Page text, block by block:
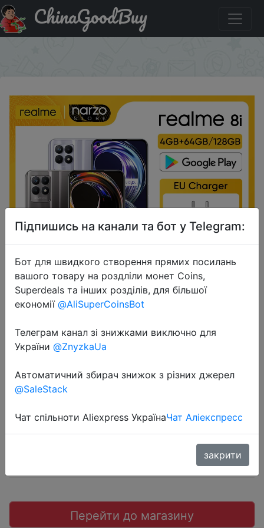
Придбати по знижці Смартфон realme 8i, 4/64 ГБ и
4/128 ГБChinaGoodBuy
2022-05-05
Смартфон realme 8i, 4/64 ГБ и
$162.97
Перейти до магазину
Підпишись на канали та бот у Telegram:
Бот для швидкого створення прямих посилань
вашого товару на роздліли монет Coins,
Superdeals та інших розділів, для більшої
економії @AliSuperCoinsBot
Телеграм канал зі знижками виключно для
України @ZnyzkaUa
Автоматичний збирач знижок з різних джерел
@SaleStack
Чат спільноти Aliexpress УкраїнаЧат Аліекспресс
закрити